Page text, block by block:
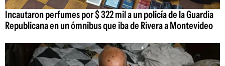
Incautaron perfumes por $ 322 mil a un policía de la Guardia
Republicana en un ómnibus que iba de Rivera a Montevideo